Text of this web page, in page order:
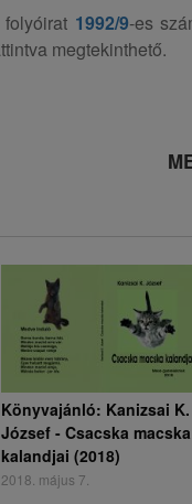
1992/9-es
megtekinthető.
Könyvajánló: Kanizsai K.
József - Csacska macska
kalandjai (2018)
2018. május 7.